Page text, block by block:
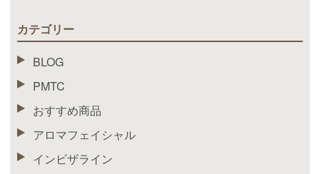
カテゴリー
BLOG
PMTC
おすすめ商品
アロマフェイシャル
インビザライン